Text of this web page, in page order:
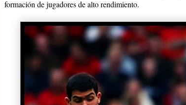
formación de jugadores de alto rendimiento.